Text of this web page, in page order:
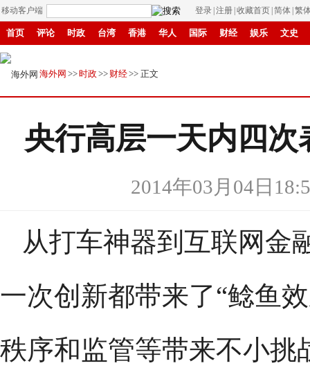
移动客户端 登录 注册 收藏首页 简体 繁
首页 评论 时政 台湾 香港 华人 国际 财经 娱乐 文史
县域
海外网 >> 时政 >> 财经>> 正文
央行高层一天内四次
2014年03月04日
从打车神器到互联网金
一次创新都带来了“鲶鱼
秩序和监管等带来不小挑